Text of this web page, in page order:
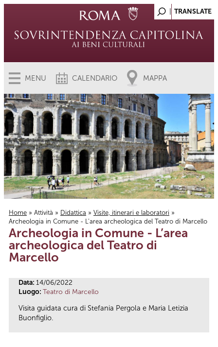
MENU CALENDARIO MAPPA
Tu sei qui
Home » Attività » Didattica » Visite, itinerari e laboratori »
Archeologia in Comune - L’area archeologica del Teatro di Marcello
Archeologia in Comune - L’area
archeologica del Teatro di
Marcello
Data: 14/06/2022
Luogo: Teatro di Marcello
Visita guidata cura di Stefania Pergola e Maria Letizia
Buonfiglio.